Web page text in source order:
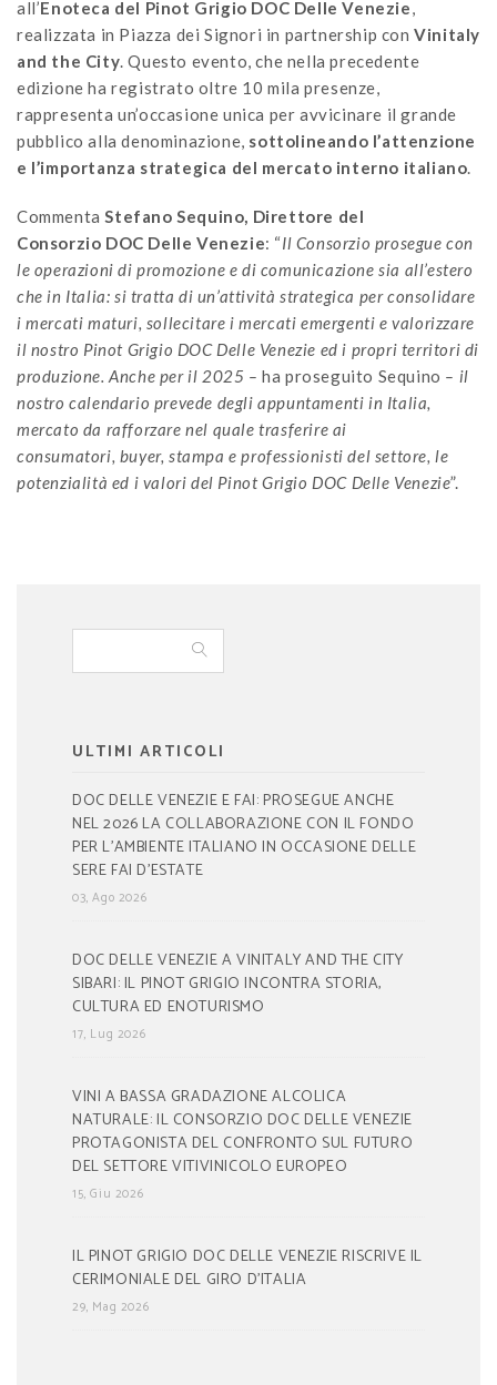
all’Enoteca del Pinot Grigio DOC Delle Venezie,
realizzata in Piazza dei Signori in partnership conVinitaly
and the City. Questo evento, che nella precedente
edizione ha registrato oltre 10 mila presenze,
rappresenta un’occasione unica per avvicinare il grande
pubblico alla denominazione, sottolineando l’attenzione
e l’importanza strategica del mercato interno italiano.
CommentaStefano Sequino, Direttore del
Consorzio DOC Delle Venezie: “Il Consorzio prosegue con
le operazioni di promozione e di comunicazione sia all’estero
che in Italia: si tratta di un’attività strategica per consolidare
i mercati maturi, sollecitare i mercati emergenti e valorizzare
il nostro Pinot Grigio DOC Delle Venezie ed i propri territori di
produzione. Anche per il 2025 –ha proseguito Sequino – il
nostro calendario prevede degli appuntamenti in Italia,
mercato da rafforzare nel quale trasferire ai
consumatori, buyer, stampa e professionisti del settore, le
potenzialità ed i valori del Pinot Grigio DOC Delle Venezie”.
ULTIMI ARTICOLI
DOC DELLE VENEZIE E FAI: PROSEGUE ANCHE
NEL 2026 LA COLLABORAZIONE CON IL FONDO
PER L’AMBIENTE ITALIANO IN OCCASIONE DELLE
SERE FAI D’ESTATE
03, Ago 2026
DOC DELLE VENEZIE A VINITALY AND THE CITY
SIBARI: IL PINOT GRIGIO INCONTRA STORIA,
CULTURA ED ENOTURISMO
17, Lug 2026
VINI A BASSA GRADAZIONE ALCOLICA
NATURALE: IL CONSORZIO DOC DELLE VENEZIE
PROTAGONISTA DEL CONFRONTO SUL FUTURO
DEL SETTORE VITIVINICOLO EUROPEO
15, Giu 2026
IL PINOT GRIGIO DOC DELLE VENEZIE RISCRIVE IL
CERIMONIALE DEL GIRO D’ITALIA
29, Mag 2026